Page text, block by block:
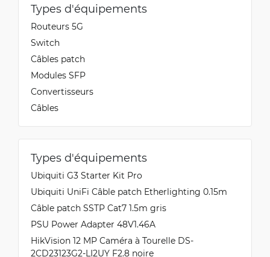
Types d'équipements
Routeurs 5G
Switch
Câbles patch
Modules SFP
Convertisseurs
Câbles
Types d'équipements
Ubiquiti G3 Starter Kit Pro
Ubiquiti UniFi Câble patch Etherlighting 0.15m
Câble patch SSTP Cat7 1.5m gris
PSU Power Adapter 48V1.46A
HikVision 12 MP Caméra à Tourelle DS-
2CD23123G2-LI2UY F2.8 noire